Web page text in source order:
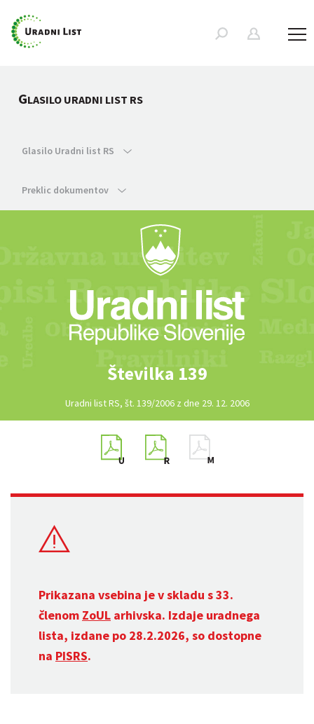
GLASILO URADNI LIST RS
Glasilo Uradni list RS
Preklic dokumentov
Številka 139
Uradni list RS, št. 139/2006 z dne 29. 12. 2006
Prikazana vsebina je v skladu s 33.
členom ZoUL arhivska. Izdaje uradnega
lista, izdane po 28.2.2026, so dostopne
na PISRS.